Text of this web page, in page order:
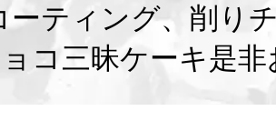
ティング、削り
コ三昧ケーキ是